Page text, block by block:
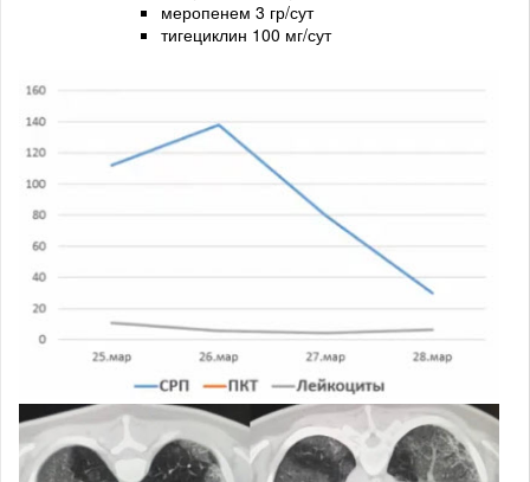
меропенем 3 гр/сут
тигециклин 100 мг/сут